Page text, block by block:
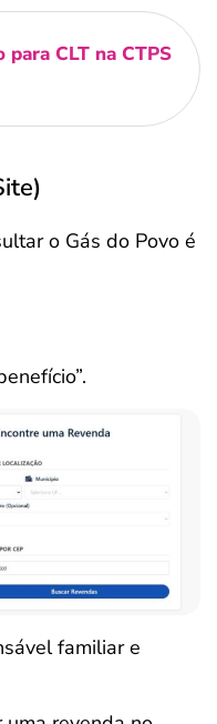
para CLT na CTPS
o Gás do Povo é
familiar e